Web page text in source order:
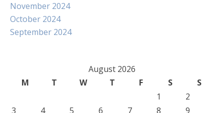
November 2024
October 2024
September 2024
August 2026
M
T W T F S
S
1
2
3
4 5 6 7 8 9